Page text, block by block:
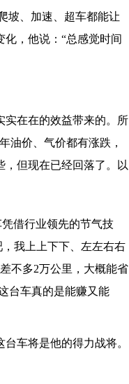
坡、加速、超车都能让
，他说：“总感觉时间
实在在的效益带来的。所
油价、气价都有涨跌，
但现在已经回落了。以
借行业领先的节气技
我上上下下、左左右右
不多2万公里，大概能省
台车真的是能赚又能
车将是他的得力战将。